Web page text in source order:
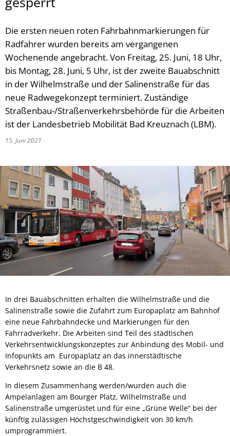
Die ersten neuen roten Fahrbahnmarkierungen für
Radfahrer wurden bereits am vergangenen
Wochenende angebracht. Von Freitag, 25. Juni, 18 Uhr,
bis Montag, 28. Juni, 5 Uhr, ist der zweite Bauabschnitt
in der Wilhelmstraße und der Salinenstraße für das
neue Radwegekonzept terminiert. Zuständige
Straßenbau-/Straßenverkehrsbehörde für die Arbeiten
ist der Landesbetrieb Mobilität Bad Kreuznach (LBM).
15. Juni 2021
In drei Bauabschnitten erhalten die Wilhelmstraße und die
Salinenstraße sowie die Zufahrt zum Europaplatz am Bahnhof
eine neue Fahrbahndecke und Markierungen für den
Fahrradverkehr. Die Arbeiten sind Teil des städtischen
Verkehrsentwicklungskonzeptes zur Anbindung des Mobil- und
Infopunkts am Europaplatz an das innerstädtische
Verkehrsnetz sowie an die B 48.
In diesem Zusammenhang werden/wurden auch die
Ampelanlagen am Bourger Platz, Wilhelmstraße und
Salinenstraße umgerüstet und für eine „Grüne Welle“ bei der
künftig zulässigen Höchstgeschwindigkeit von 30 km/h
umprogrammiert.